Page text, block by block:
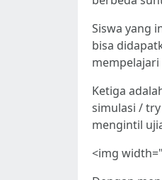
Siswa yang
bisa
Ketiga
simulasi /
mengintil
<img